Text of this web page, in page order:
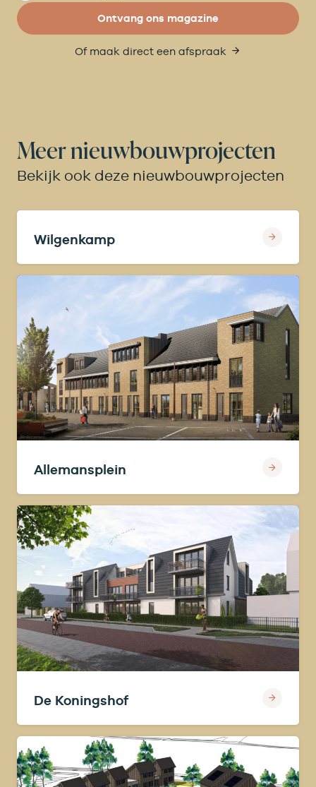
Ontvang ons magazine
Of maak direct een afspraak
Meer nieuwbouwprojecten
Bekijk ook deze nieuwbouwprojecten
Wilgenkamp
Allemansplein
De Koningshof